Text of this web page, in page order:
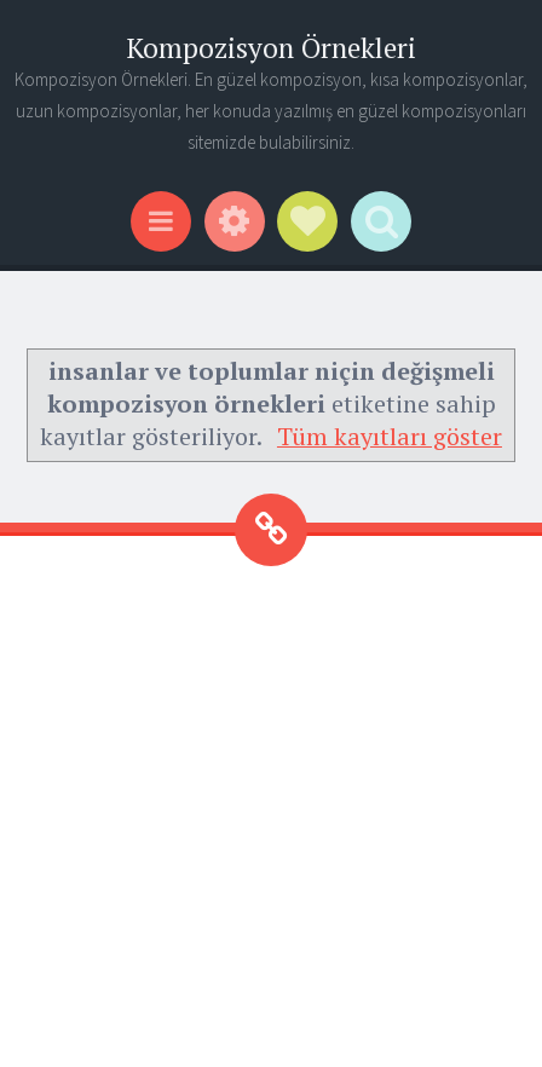
Kompozisyon Örnekleri
Kompozisyon Örnekleri. En güzel kompozisyon, kısa kompozisyonlar,
uzun kompozisyonlar, her konuda yazılmış en güzel kompozisyonları
sitemizde bulabilirsiniz.
Menu WidgetsSocial Links
Search
insanlar ve toplumlar niçin değişmeli
kompozisyon örneklerietiketine sahip
kayıtlar gösteriliyor. Tüm kayıtları göster